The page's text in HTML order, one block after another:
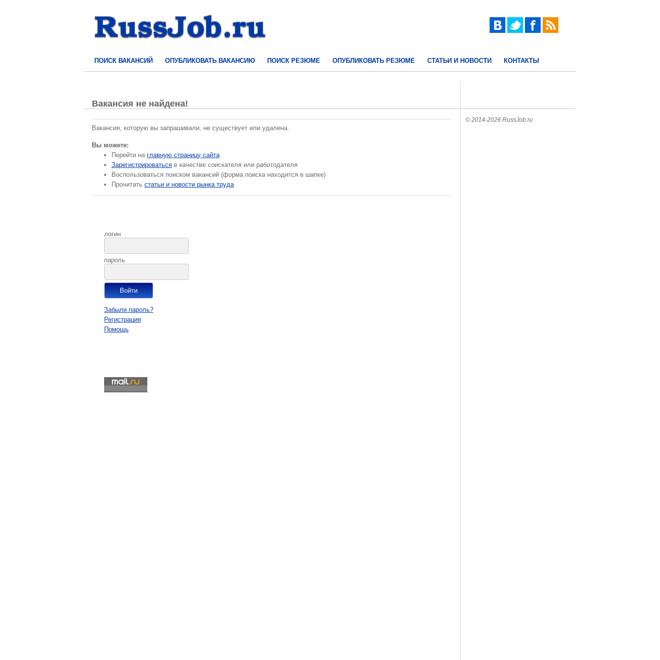
ПОИСК ВАКАНСИЙ ОПУБЛИКОВАТЬ ВАКАНСИЮ ПОИСК РЕЗЮМЕ ОПУБЛИКОВАТЬ РЕЗЮМЕ СТАТЬИ И НОВОСТИ КОНТАКТЫ
Вакансия не найдена!
Вакансия, которую вы запрашивали, не существует или удалена.
Вы можете:
Перейти на главную страницу сайта
Зарегистрироваться в качестве соискателя или работодателя
Воспользоваться поиском вакансий (форма поиска находится в шапке)
Прочитать статьи и новости рынка труда
логин
пароль
Забыли пароль?
Регистрация
Помощь
© 2014-2026 RussJob.ru